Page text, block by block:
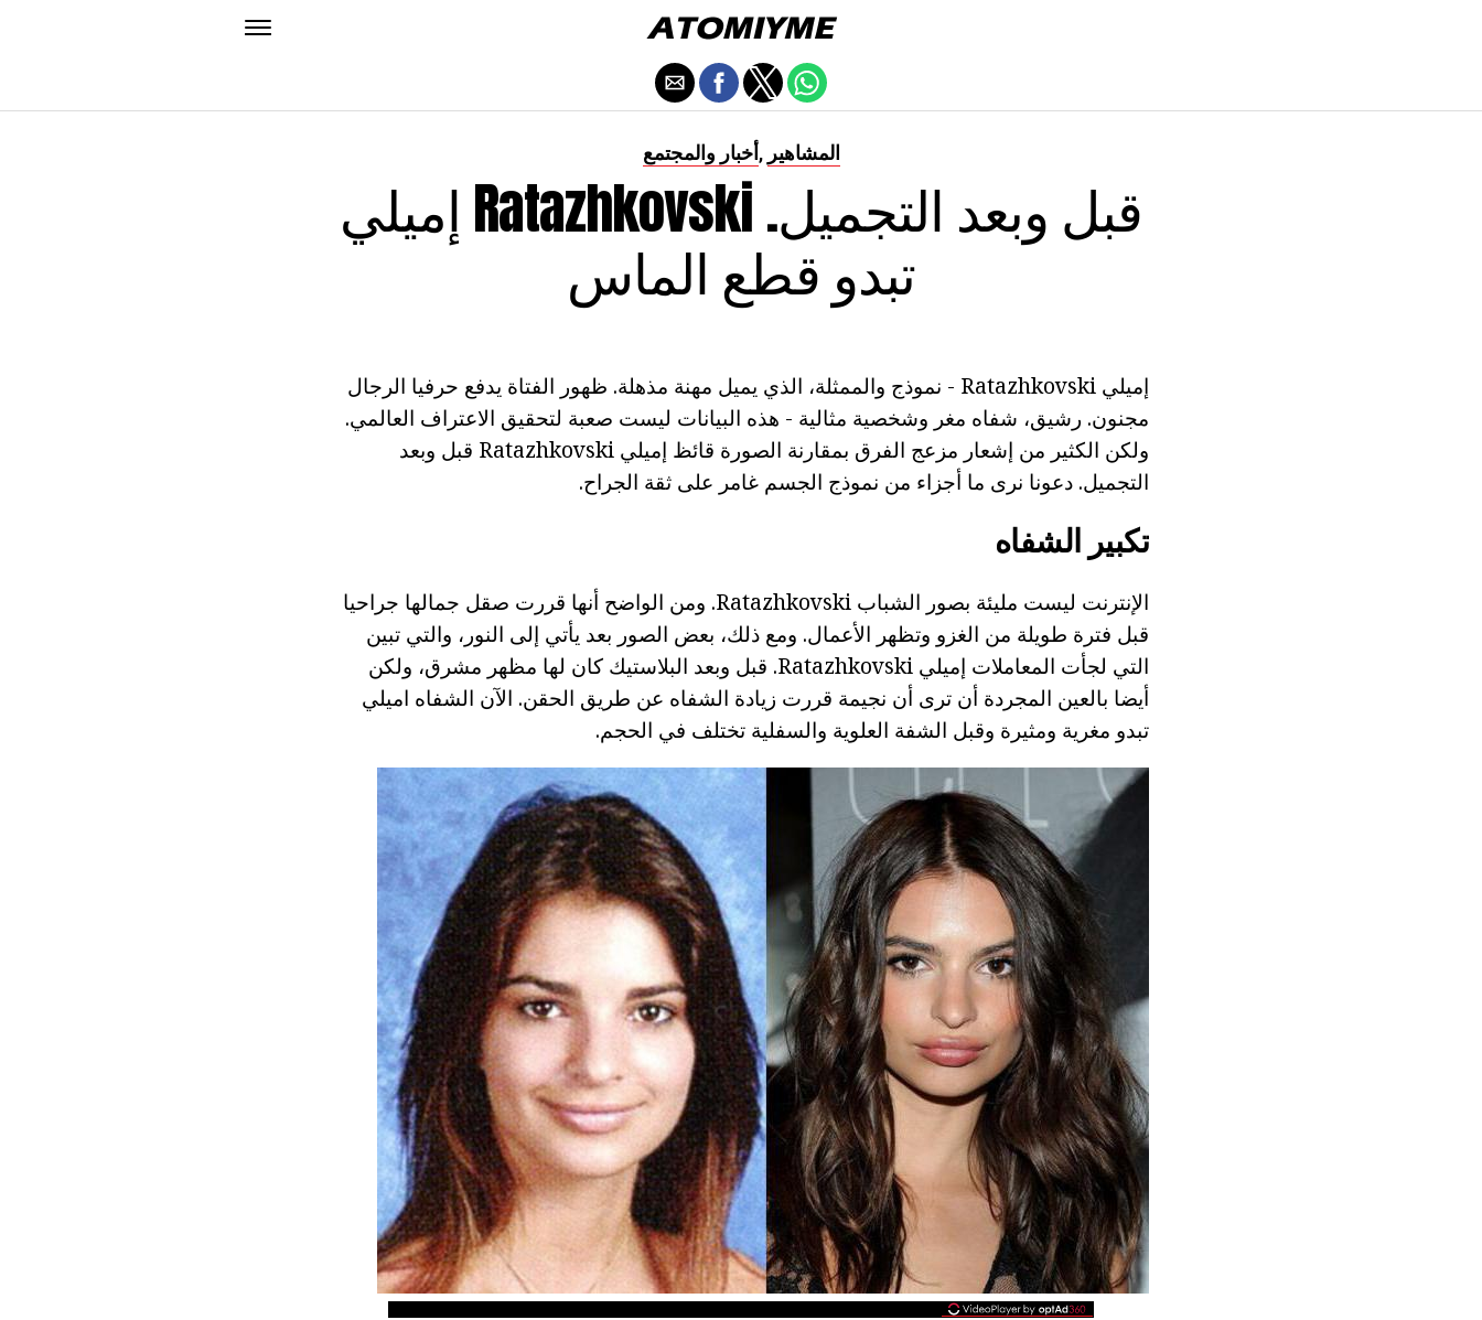
أخبار والمجتمع , المشاهير
إميلي Ratazhkovski قبل وبعد التجميل.
تبدو قطع الماس
إميلي Ratazhkovski - نموذج والممثلة، الذي يميل مهنة مذهلة. ظهور الفتاة يدفع حرفيا الرجال
مجنون. رشيق، شفاه مغر وشخصية مثالية - هذه البيانات ليست صعبة لتحقيق الاعتراف العالمي.
ولكن الكثير من إشعار مزعج الفرق بمقارنة الصورة قائظ إميلي Ratazhkovski قبل وبعد
التجميل. دعونا نرى ما أجزاء من نموذج الجسم غامر على ثقة الجراح.
تكبير الشفاه
الإنترنت ليست مليئة بصور الشباب Ratazhkovski. ومن الواضح أنها قررت صقل جمالها جراحيا
قبل فترة طويلة من الغزو وتظهر الأعمال. ومع ذلك، بعض الصور بعد يأتي إلى النور، والتي تبين
التي لجأت المعاملات إميلي Ratazhkovski. قبل وبعد البلاستيك كان لها مظهر مشرق، ولكن
أيضا بالعين المجردة أن ترى أن نجيمة قررت زيادة الشفاه عن طريق الحقن. الآن الشفاه اميلي
تبدو مغرية ومثيرة وقبل الشفة العلوية والسفلية تختلف في الحجم.